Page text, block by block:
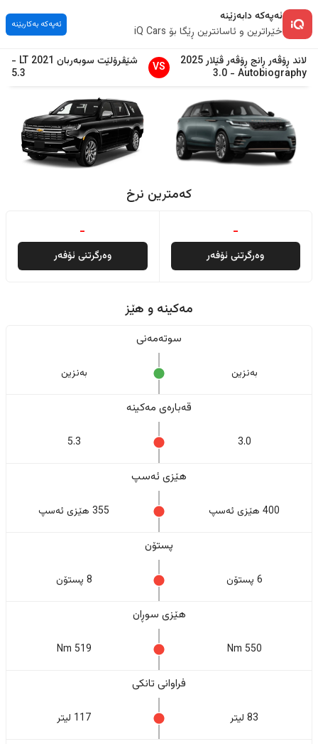
ئەپەکە دابەزێنە
خێراترین و ئاسانترین ڕێگا بۆ iQ Cars
ئەپەکە بەکاربێنە
لاند ڕۆڤەر ڕانج ڕۆڤەر ڤێلار2025
Autobiography
-
3.0
VS شێڤرۆلێت سوبەربان 2021
LT
-
5.3
کەمترین نرخ
-
وەرگرتنی ئۆفەر
-
وەرگرتنی ئۆفەر
مەکینە و هێز
سوتەمەنی
بەنزین بەنزین
قەبارەی مەکینە
3.0
5.3
هێزی ئەسپ
400 هێزی ئەسپ 355 هێزی ئەسپ
پستۆن
6 پستۆن 8 پستۆن
هێزی سوڕان
550 Nm
519 Nm
فراوانی تانکی
83 لیتر 117 لیتر